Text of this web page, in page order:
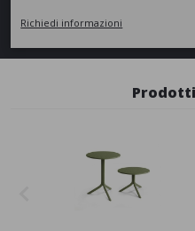
Richiedi informazioni